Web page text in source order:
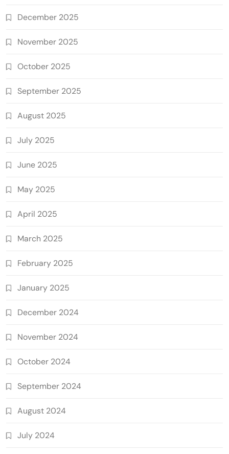
December 2025
November 2025
October 2025
September 2025
August 2025
July 2025
June 2025
May 2025
April 2025
March 2025
February 2025
January 2025
December 2024
November 2024
October 2024
September 2024
August 2024
July 2024